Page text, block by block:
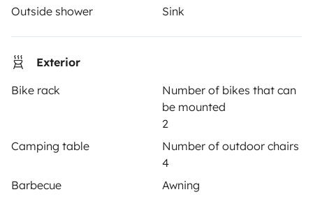
Outside shower
Sink
Exterior
Bike rack
Number of bikes that can
be mounted
2
Camping table
Number of outdoor chairs
4
Barbecue
Awning
Help Centre for owners